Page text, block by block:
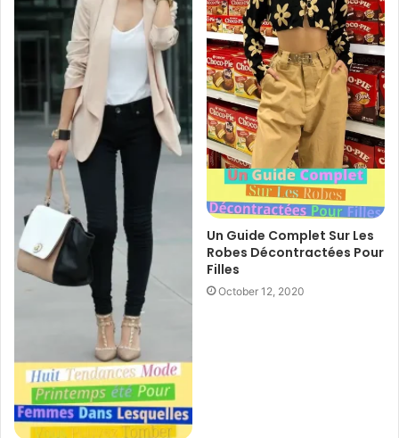
Un Guide Complet Sur Les
Robes Décontractées Pour
Filles
October 12, 2020